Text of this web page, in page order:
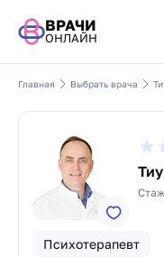
ВРАЧИ
ОНЛАЙН
Главная Выбрать врача
Психотерапевт